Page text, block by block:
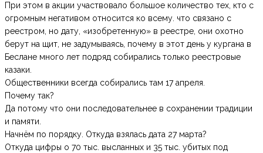
При этом в акции участвовало большое количество тех, кто с
огромным негативом относится ко всему. что связано с
реестром, но дату, «изобретенную» в реестре, они охотно
берут на щит, не задумываясь, почему в этот день у кургана в
Беслане много лет подряд собирались только реестровые
казаки.
Общественники всегда собирались там 17 апреля.
Почему так?
Да потому что они последовательнее в сохранении традиции
и памяти.
Начнём по порядку. Откуда взялась дата 27 марта?
Откуда цифры о 70 тыс. высланных и 35 тыс. убитых под